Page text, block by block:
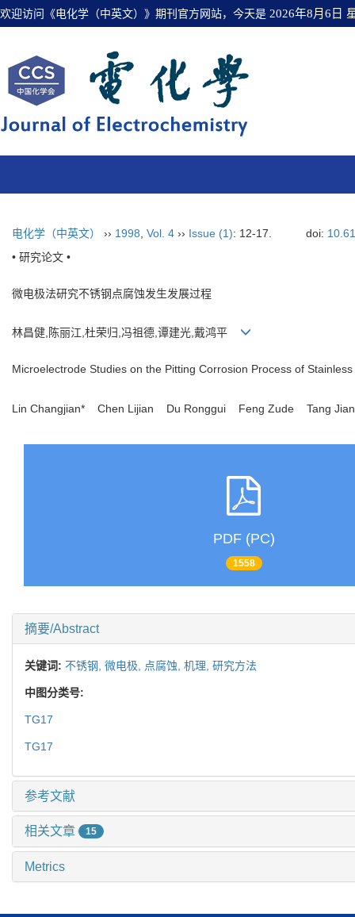
欢迎访问《电化学（中英文）》期刊官方网站，今天是 2026年8月6日
电化学（中英文） ›› 1998 Vol. 4 ›› Issue (1): 12-17. doi:
• 研究论文 •
微电极法研究不锈钢点腐蚀发生发展过程
林昌健,陈丽江,杜荣归,冯祖德,谭建光,戴鸿平
Microelectrode Studies on the Pitting Corrosion Process of Stainless
Lin Changjian* Chen Lijian Du Ronggui Feng Zude Tang
PDF (PC)
1558
摘要/Abstract
关键词: 不锈钢, 微电极, 点腐蚀, 机理, 研究方法
中图分类号:
TG17
TG17
参考文献
相关文章 15
Metrics